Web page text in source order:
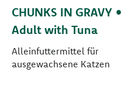
CHUNKS IN GRAVY •
Adult with Tuna
Alleinfuttermittel für
ausgewachsene Katzen